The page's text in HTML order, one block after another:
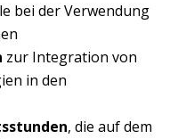
bei der Verwendung
zur Integration von
in den
, die auf dem